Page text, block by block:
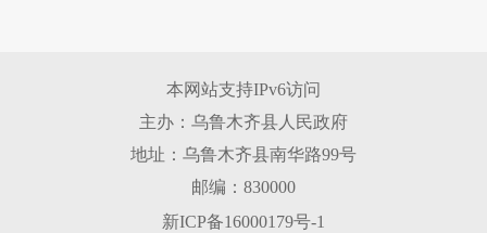
本网站支持IPv6访问
主办：乌鲁木齐县人民政府
地址：乌鲁木齐县南华路99号
邮编：830000
新ICP备16000179号-1